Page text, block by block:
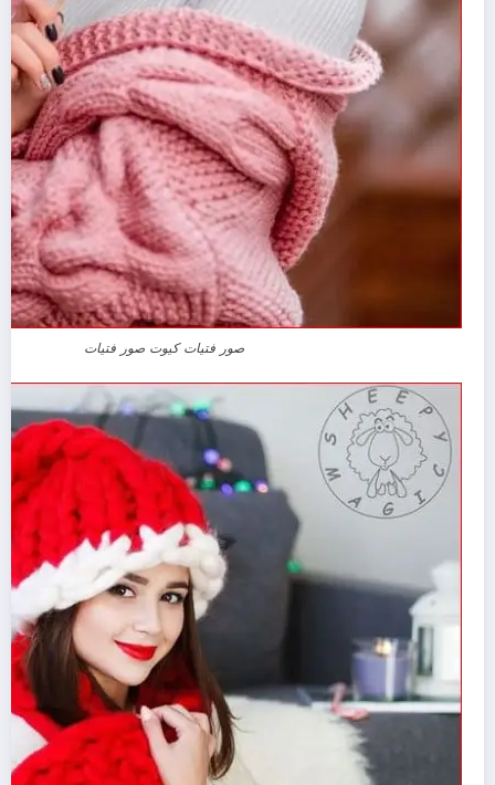
صور فتيات كيوت صور فتيات